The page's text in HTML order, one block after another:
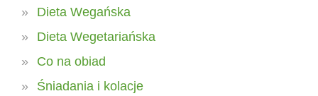
Dieta Wegańska
Dieta Wegetariańska
Co na obiad
Śniadania i kolacje